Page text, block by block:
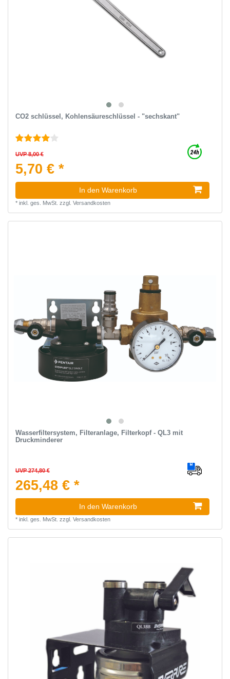
CO2 schlüssel, Kohlensäureschlüssel - "sechskant"
UVP 8,00 €
5,70 € *
In den Warenkorb
* inkl. ges. MwSt. zzgl. Versandkosten
Wasserfiltersystem, Filteranlage, Filterkopf - QL3 mit
Druckminderer
UVP 274,80 €
265,48 € *
In den Warenkorb
* inkl. ges. MwSt. zzgl. Versandkosten